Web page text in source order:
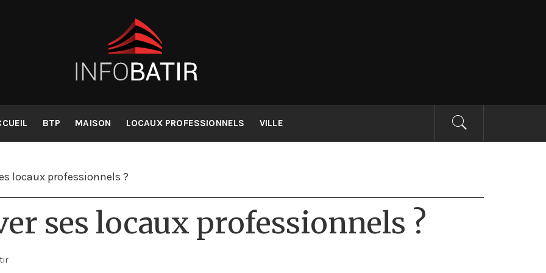
collaboratif pour le BTP –
Infobatir
BTP MAISON LOCAUX PROFESSIONNELS VILLE
locaux professionnels ?
ses locaux professionnels ?